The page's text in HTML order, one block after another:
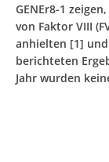
GENEr8-1
von Faktor VIII
anhielten [1]
berichteten
Jahr wurden